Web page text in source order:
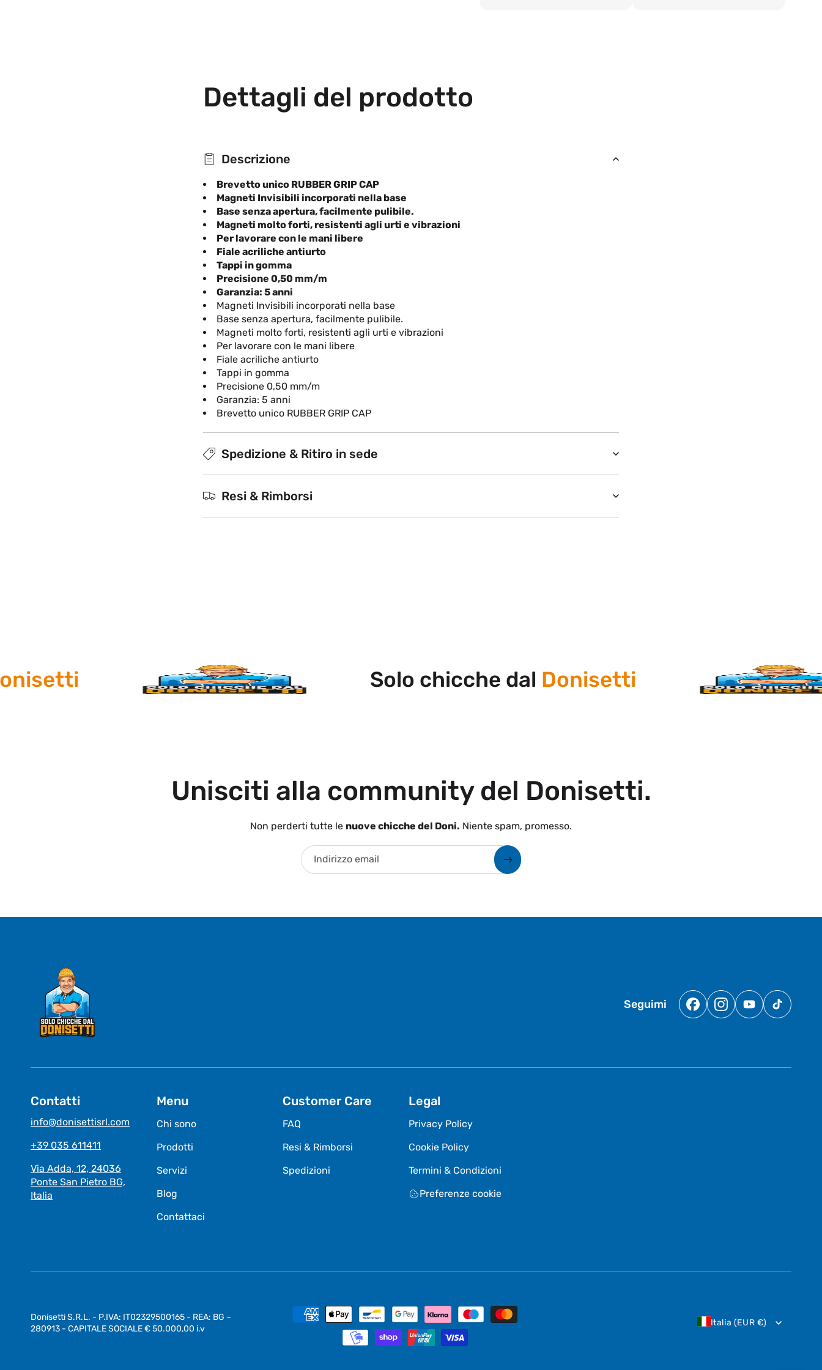
Dettagli del prodotto
Descrizione
Brevetto unico RUBBER GRIP CAP
Magneti Invisibili incorporati nella base
Base senza apertura, facilmente pulibile.
Magneti molto forti, resistenti agli urti e vibrazioni
Per lavorare con le mani libere
Fiale acriliche antiurto
Tappi in gomma
Precisione 0,50 mm/m
Garanzia: 5 anni
Magneti Invisibili incorporati nella base
Base senza apertura, facilmente pulibile.
Magneti molto forti, resistenti agli urti e vibrazioni
Per lavorare con le mani libere
Fiale acriliche antiurto
Tappi in gomma
Precisione 0,50 mm/m
Garanzia: 5 anni
Brevetto unico RUBBER GRIP CAP
Spedizione & Ritiro in sede
Resi & Rimborsi
Solo chicche dalDonisetti
Unisciti alla community del Donisetti.
Non perderti tutte le nuove chicche del Doni. Niente spam, promesso.
Indirizzo email
Seguimi
FacebookInstagram
YouTubeTikTok
Contatti
info@donisettisrl.com
+39 035 611411
Via Adda, 12, 24036
Ponte San Pietro BG,
Italia
Menu
Chi sono
Prodotti
Servizi
Blog
Contattaci
Customer Care
FAQ
Resi & Rimborsi
Spedizioni
Legal
Privacy Policy
Cookie Policy
Termini & Condizioni
Preferenze cookie
Donisetti S.R.L. - P.IVA: IT02329500165 - REA: BG –
280913 - CAPITALE SOCIALE € 50.000,00 i.v
Metodi
di
Italia (EUR €)